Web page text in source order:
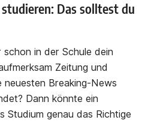
Das solltest du
in der Schule dein
Zeitung und
neuesten Breaking-News
Dann könnte ein
Studium genau das Richtige